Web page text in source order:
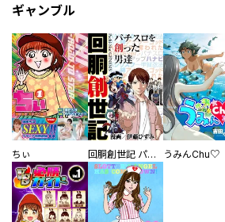
ギャンブル
ちぃ 回胴創世記 パチスロを創った男達 うみんChu♡